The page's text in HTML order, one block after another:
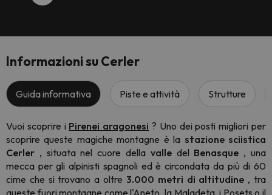
Informazioni su Cerler
Guida informativa Piste e attività Strutture
Vuoi scoprire i Pirenei aragonesi ? Uno dei posti migliori per
scoprire queste magiche montagne è la stazione sciistica
Cerler , situata nel cuore della valledel Benasque , una
mecca per gli alpinisti spagnoli ed è circondata da più di 60
cime che si trovano a oltre 3.000 metri di altitudine , tra
queste fuori montagne come l'Aneto, la Maladeta, i Posets o il